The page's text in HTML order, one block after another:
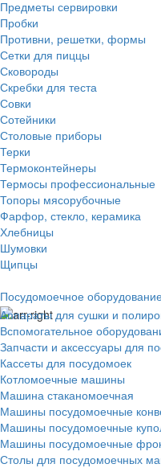
Предметы сервировки
Пробки
Противни, решетки, формы
Сетки для пиццы
Сковороды
Скребки для теста
Совки
Сотейники
Столовые приборы
Терки
Термоконтейнеры
Термосы профессиональные
Топоры мясорубочные
Фарфор, стекло, керамика
Хлебницы
Шумовки
Щипцы
Посудомоечное
Аппараты для сушки и
Вспомогательное
Запчасти и аксессуары для
Кассеты для посудомоек
Котломоечные машины
Машина стаканомоечная
Машины посудомоечные
Машины посудомоечные
Машины посудомоечные
Столы для посудомоечных